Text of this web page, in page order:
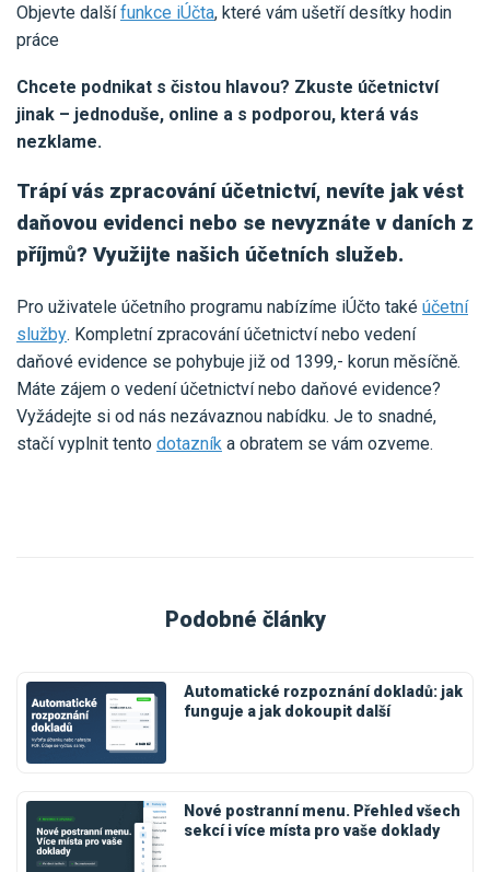
Objevte dalšífunkce iÚčta, které vám ušetří desítky hodin
práce
Chcete podnikat s čistou hlavou? Zkuste účetnictví
jinak – jednoduše, online a s podporou, která vás
nezklame.
Trápí vás zpracování účetnictví, nevíte jak vést
daňovou evidenci nebo se nevyznáte v daních z
příjmů? Využijte našich účetních služeb.
Pro uživatele účetního programu nabízíme iÚčto také účetní
služby. Kompletní zpracování účetnictví nebo vedení
daňové evidence se pohybuje již od 1399,- korun měsíčně.
Máte zájem o vedení účetnictví nebo daňové evidence?
Vyžádejte si od nás nezávaznou nabídku. Je to snadné,
stačí vyplnit tento dotazník a obratem se vám ozveme.
Podobné články
Automatické rozpoznání dokladů: jak
funguje a jak dokoupit další
Nové postranní menu. Přehled všech
sekcí i více místa pro vaše doklady